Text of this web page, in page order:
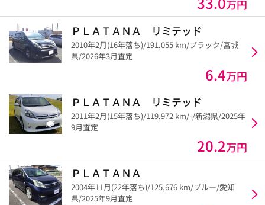
万円
ＰＬＡＴＡＮＡ リミテッド
2010年2月(16年落ち)/191,055 km/ブラック/宮城
県/2026年3月査定
6.4万円
ＰＬＡＴＡＮＡ リミテッド
2011年2月(15年落ち)/119,972 km/-/新潟県/2025年
9月査定
20.2万円
ＰＬＡＴＡＮＡ
2004年11月(22年落ち)/125,676 km/ブルー/愛知
県/2025年9月査定